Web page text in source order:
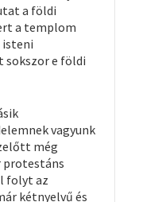
a földi
a templom
isteni
sokszor e földi
vagyunk
még
protestáns
folyt az
kétnyelvű és